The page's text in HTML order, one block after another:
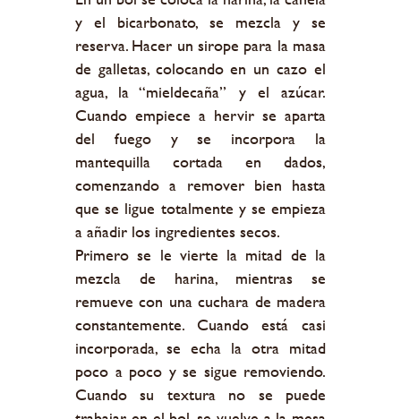
y el bicarbonato, se mezcla y se
reserva. Hacer un sirope para la masa
de galletas, colocando en un cazo el
agua, la “mieldecaña” y el azúcar.
Cuando empiece a hervir se aparta
del fuego y se incorpora la
mantequilla cortada en dados,
comenzando a remover bien hasta
que se ligue totalmente y se empieza
a añadir los ingredientes secos.
Primero se le vierte la mitad de la
mezcla de harina, mientras se
remueve con una cuchara de madera
constantemente. Cuando está casi
incorporada, se echa la otra mitad
poco a poco y se sigue removiendo.
Cuando su textura no se puede